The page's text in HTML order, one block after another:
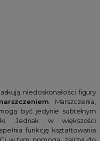
niedoskonałości figury
. Marszczenia,
być jedynie subtelnym
Jednak w większości
funkcję kształtowania
w tym pomogą, zajrzyj do